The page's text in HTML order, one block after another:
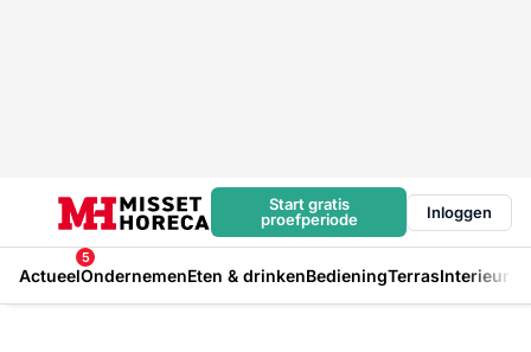
Start gratis
proefperiode
Inloggen
Actueel
5
OndernemenEten & drinkenBedieningTerrasInterieur